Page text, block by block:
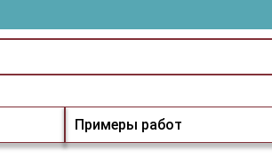
Примеры работ